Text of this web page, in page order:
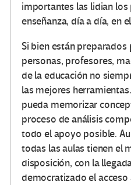
importantes las lidian
enseñanza, día a día, en
Si bien están preparados
personas, profesores,
de la educación no
las mejores
pueda memorizar
proceso de análisis
todo el apoyo posible.
todas las aulas tienen el
disposición, con la
democratizado el